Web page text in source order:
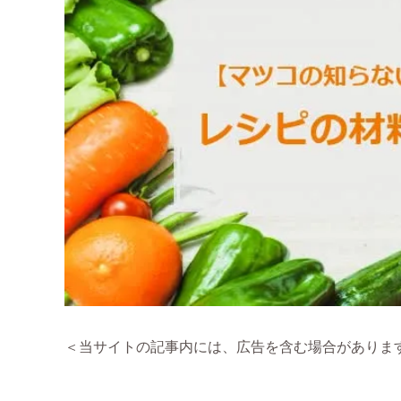
＜当サイトの記事内には、広告を含む場合がありま